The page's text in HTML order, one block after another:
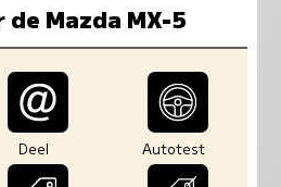
Mazda MX-5
Deel Autotest